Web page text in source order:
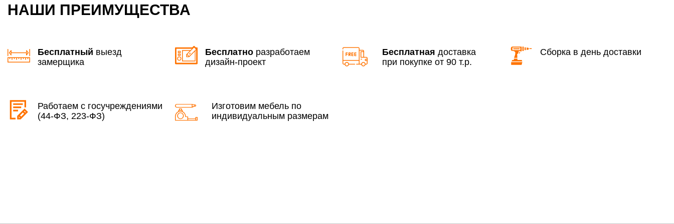
НАШИ ПРЕИМУЩЕСТВА
Бесплатный выезд
замерщика
Бесплатно разработаем
дизайн-проект
Бесплатная доставка
при покупке от 90 т.р.
Сборка в день доставки
Работаем с госучреждениями
(44-ФЗ, 223-ФЗ)
Изготовим мебель по
индивидуальным размерам